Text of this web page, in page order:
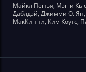
Майкл Пенья, Мэгги
Даблдэй, Джимми О. Ян,
МакКинни, Ким Коутс,